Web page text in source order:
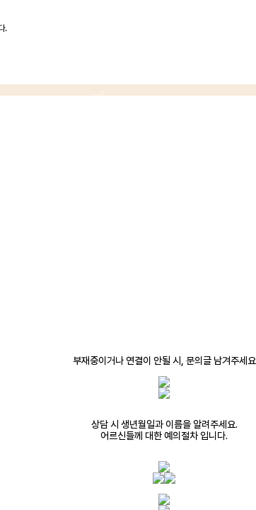
.
부재중이거나 연결이 안될 시, 문의글 남겨주세요
상담 시 생년월일과 이름을 알려주세요.
어르신들께 대한 예의절차 입니다.